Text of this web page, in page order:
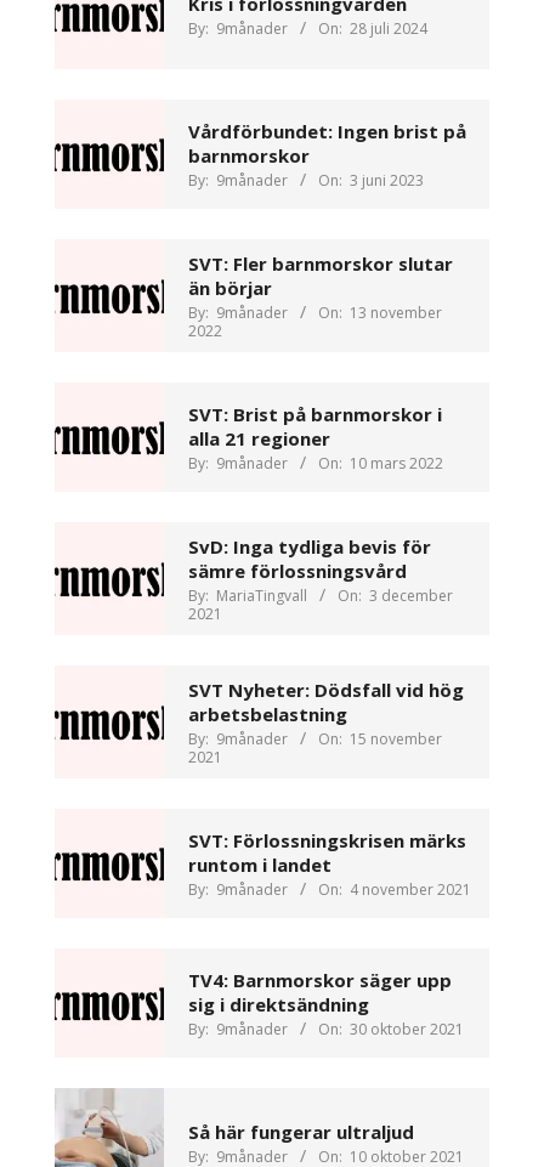
By: 9månader On: 28 juli 2024
Vårdförbundet: Ingen brist på
barnmorskor
By: 9månader On: 3 juni 2023
SVT: Fler barnmorskor slutar
än börjar
By: 9månader On: 13 november
2022
SVT: Brist på barnmorskor i
alla 21 regioner
By: 9månader On: 10 mars 2022
SvD: Inga tydliga bevis för
sämre förlossningsvård
By: MariaTingvall On: 3 december
2021
SVT Nyheter: Dödsfall vid hög
arbetsbelastning
By: 9månader On: 15 november
2021
SVT: Förlossningskrisen märks
runtom i landet
By: 9månader On: 4 november 2021
TV4: Barnmorskor säger upp
sig i direktsändning
By: 9månader On: 30 oktober 2021
Så här fungerar ultraljud
By: 9månader On: 10 oktober 2021